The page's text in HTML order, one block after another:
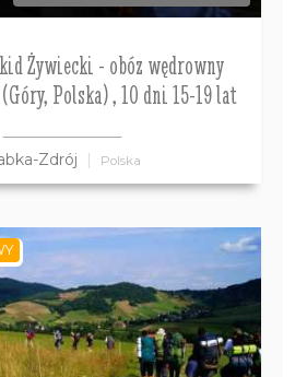
Żywiecki - obóz wędrowny
Polska) , 10 dni 15-19 lat
Zdrój Polska